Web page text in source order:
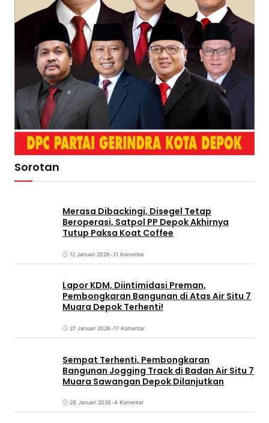
Sorotan
Merasa Dibackingi, Disegel Tetap
Beroperasi, Satpol PP Depok Akhirnya
Tutup Paksa Koat Coffee
12 Januari 2026•21 Komentar
Lapor KDM, Diintimidasi Preman,
Pembongkaran Bangunan di Atas Air Situ 7
Muara Depok Terhenti!
27 Januari 2026•17 Komentar
Sempat Terhenti, Pembongkaran
Bangunan Jogging Track di Badan Air Situ 7
Muara Sawangan Depok Dilanjutkan
28 Januari 2026•4 Komentar